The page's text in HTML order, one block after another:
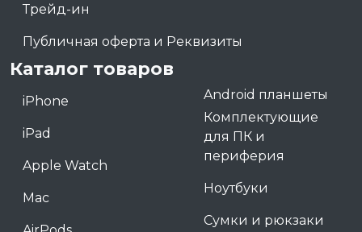
Трейд-ин
Публичная оферта и Реквизиты
Каталог товаров
iPhone
iPad
Apple Watch
Mac
Android планшеты
Комплектующие
для ПК и
периферия
Ноутбуки
Сумки и рюкзаки